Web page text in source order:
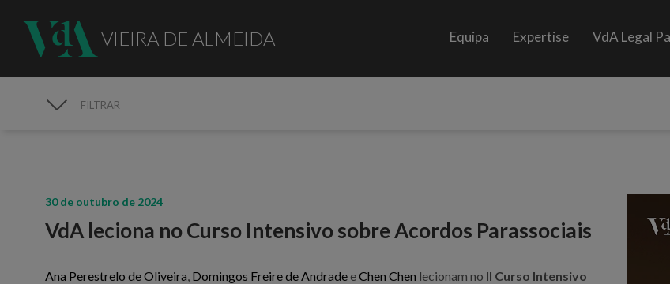
VIEIRA DE ALMEIDA Equipa Expertise VdA Legal
FILTRAR
30 de outubro de 2024
VdA leciona no Curso Intensivo sobre Acordos Parassociais
Ana Perestrelo de Oliveira Domingos Freire de AndradeeChen Chen lecionam no II Curso Intensivo